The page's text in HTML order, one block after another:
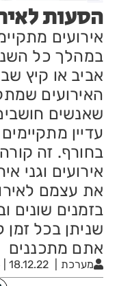
הסעות
אירועים
במהלך כל
אביב או קיץ
האירועים
שאנשים
עדיין
בחורף. זה
אירועים וגני
את עצמם
בזמנים שונים
שניתן בכל זמן
אתם מתכננים
מערכת 18.12.22 | 09:15